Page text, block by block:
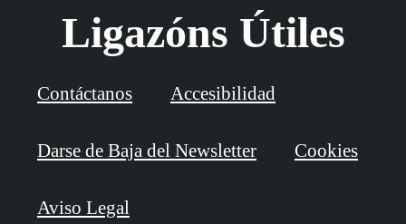
Ligazóns Útiles
Contáctanos Accesibilidad
Darse de Baja del Newsletter Cookies
Aviso Legal